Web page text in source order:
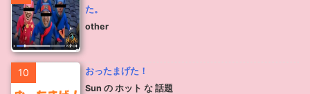
た。
other
10
おったまげた！
Sun の ホット な 話題